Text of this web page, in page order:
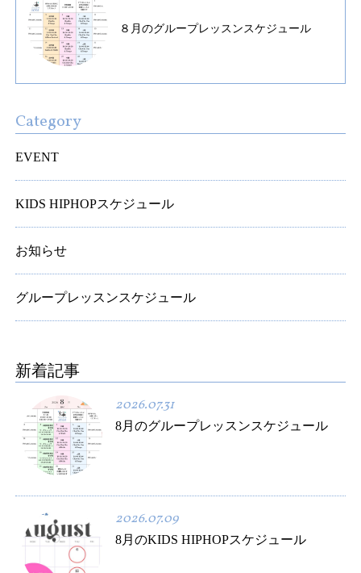
８月のグループレッスンスケジュール
Category
EVENT
KIDS HIPHOPスケジュール
お知らせ
グループレッスンスケジュール
新着記事
2026.07.31
8月のグループレッスンスケジュール
2026.07.09
8月のKIDS HIPHOPスケジュール